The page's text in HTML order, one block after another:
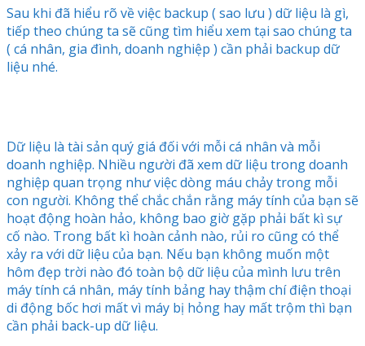
Sau khi đã hiểu rõ về việc backup ( sao lưu ) dữ liệu là gì,
tiếp theo chúng ta sẽ cũng tìm hiểu xem tại sao chúng ta
( cá nhân, gia đình, doanh nghiệp ) cần phải backup dữ
liệu nhé.
Dữ liệu là tài sản quý giá đối với mỗi cá nhân và mỗi
doanh nghiệp. Nhiều người đã xem dữ liệu trong doanh
nghiệp quan trọng như việc dòng máu chảy trong mỗi
con người. Không thể chắc chắn rằng máy tính của bạn sẽ
hoạt động hoàn hảo, không bao giờ gặp phải bất kì sự
cố nào. Trong bất kì hoàn cảnh nào, rủi ro cũng có thể
xảy ra với dữ liệu của bạn. Nếu bạn không muốn một
hôm đẹp trời nào đó toàn bộ dữ liệu của mình lưu trên
máy tính cá nhân, máy tính bảng hay thậm chí điện thoại
di động bốc hơi mất vì máy bị hỏng hay mất trộm thì bạn
cần phải back-up dữ liệu.